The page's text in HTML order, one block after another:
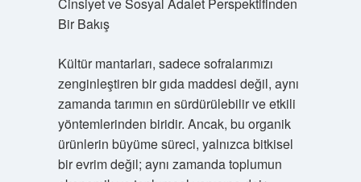
Bir Bakış
Kültür mantarları, sadece sofralarımızı
zenginleştiren bir gıda maddesi değil, aynı
zamanda tarımın en sürdürülebilir ve etkili
yöntemlerinden biridir. Ancak, bu organik
ürünlerin büyüme süreci, yalnızca bitkisel
bir evrim değil; aynı zamanda toplumun